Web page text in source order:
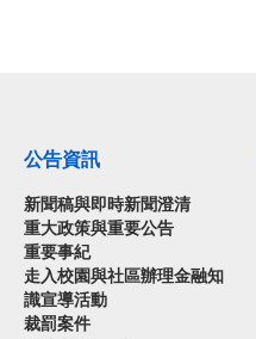
公告資訊
新聞稿與即時新聞澄清
重大政策與重要公告
重要事紀
走入校園與社區辦理金融知
識宣導活動
裁罰案件